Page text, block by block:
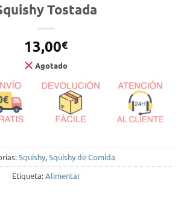
Tostada
13,00€
Agotado
Squishy,Squishy de Comida
Etiqueta:Alimentar